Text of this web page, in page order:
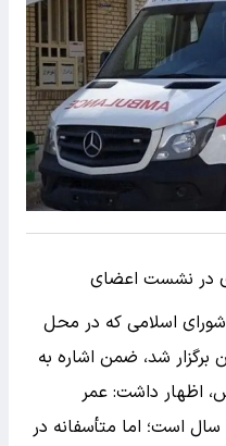
در نشست اعضای
اسلامی که در محل
شد، ضمن اشاره به
اظهار داشت: عمر
استاندارد آمبولانس‌ها در جهان ۷ سال است؛ اما متأسفانه در